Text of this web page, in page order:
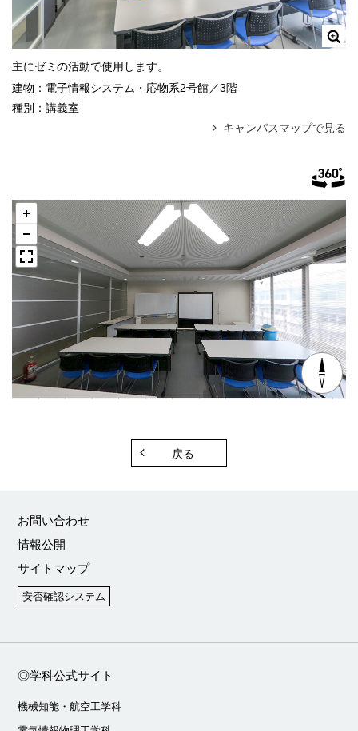
主にゼミの活動で使用します。
建物： 電子情報システム・応物系2号館／3階
種別： 講義室
キャンパスマップで見る
戻る
お問い合わせ
情報公開
サイトマップ
安否確認システム
◎学科公式サイト
機械知能・航空工学科